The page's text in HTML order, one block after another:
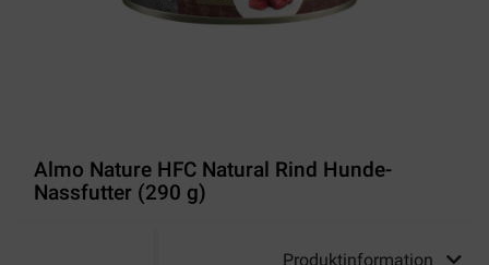
Almo Nature HFC Natural Rind Hunde-
Nassfutter (290 g)
Produktinformation